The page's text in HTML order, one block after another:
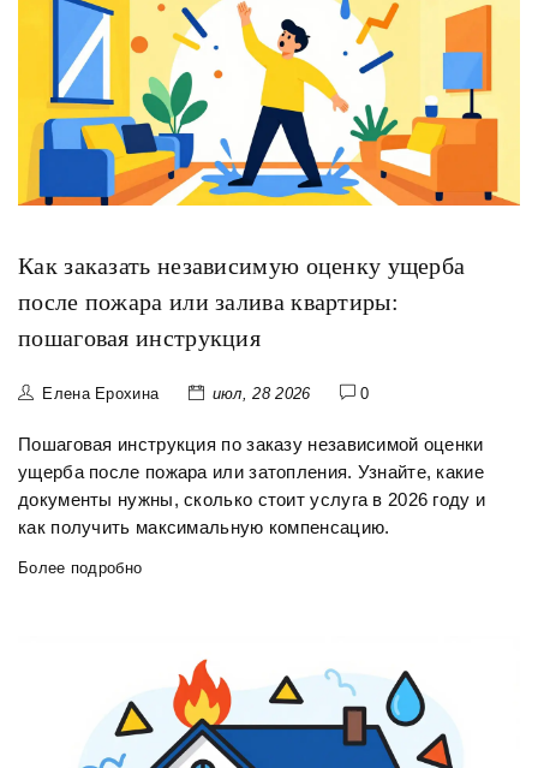
Как заказать независимую оценку ущерба
после пожара или залива квартиры:
пошаговая инструкция
Елена Ерохина июл, 28 2026 0
Пошаговая инструкция по заказу независимой оценки
ущерба после пожара или затопления. Узнайте, какие
документы нужны, сколько стоит услуга в 2026 году и
как получить максимальную компенсацию.
Более подробно